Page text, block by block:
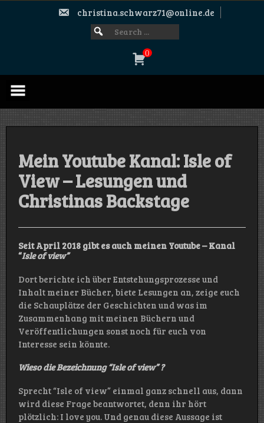
Skip
christina.schwarz71@online.de
SEARCH
FOR:
Search
for:
0
Mein Youtube Kanal: Isle of
View – Lesungen und
Christinas Backstage
Seit April 2018 gibt es auch meinen Youtube – Kanal
“Isle of view”
Dort berichte ich über Entstehungsprozesse und
Inhalt meiner Bücher, biete Lesungen an, zeige euch
die Schauplätze der Geschichten und was im
Zusammenhang mit meinen Büchern und
Veröffentlichungen sonst noch für euch von
Interesse sein könnte.
Wieso die Bezeichnung “Isle of view” ?
Sprecht “Isle of view” einmal ganz schnell aus, dann
wird diese Frage beantwortet, denn ihr hört
plötzlich: I love you. Und genau diese Aussage ist